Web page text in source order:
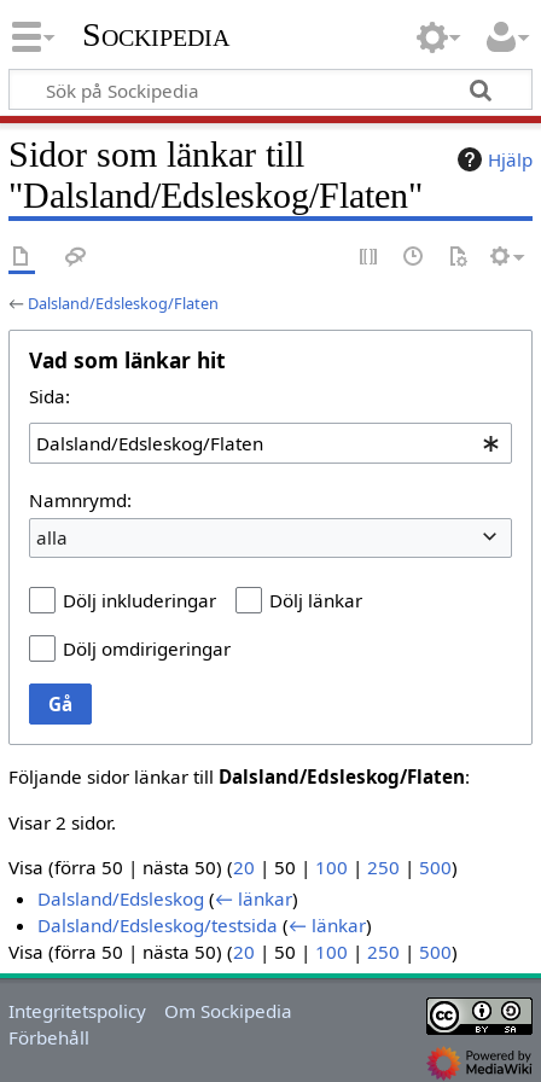
Sockipedia
Hjälp
Sidor som länkar till
"Dalsland/Edsleskog/Flaten"
← Dalsland/Edsleskog/Flaten
Vad som länkar hit
Sida:
Namnrymd:
alla
Dölj inkluderingar
Dölj länkar
Dölj omdirigeringar
Gå
Följande sidor länkar till Dalsland/Edsleskog/Flaten:
Visar 2 sidor.
Visa (förra 50 | nästa 50) (20 | 50 | 100 | 250 | 500)
Dalsland/Edsleskog (← länkar)
Dalsland/Edsleskog/testsida (← länkar)
Visa (förra 50 | nästa 50) (20 | 50 | 100 | 250 | 500)
Integritetspolicy
Om Sockipedia
Förbehåll